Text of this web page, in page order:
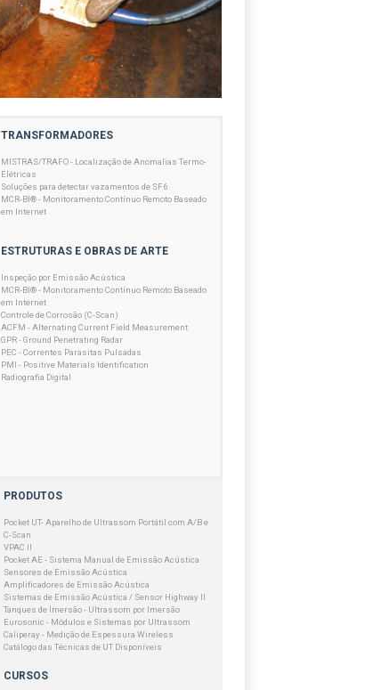
TRANSFORMADORES
MISTRAS/TRAFO - Localização de Anomalias Termo-
Elétricas
Soluções para detectar vazamentos de SF6
MCR-BI® - Monitoramento Contínuo Remoto Baseado
em Internet
ESTRUTURAS E OBRAS DE ARTE
Inspeção por Emissão Acústica
MCR-BI® - Monitoramento Contínuo Remoto Baseado
em Internet
Controle de Corrosão (C-Scan)
ACFM - Alternating Current Field Measurement
GPR - Ground Penetrating Radar
PEC - Correntes Parasitas Pulsadas
PMI - Positive Materials Identification
Radiografia Digital
PRODUTOS
Pocket UT- Aparelho de Ultrassom Portátil com A/B e
C-Scan
VPAC II
Pocket AE - Sistema Manual de Emissão Acústica
Sensores de Emissão Acústica
Amplificadores de Emissão Acústica
Sistemas de Emissão Acústica / Sensor Highway II
Tanques de Imersão - Ultrassom por Imersão
Eurosonic - Módulos e Sistemas por Ultrassom
Caliperay - Medição de Espessura Wireless
Catálogo das Técnicas de UT Disponíveis
CURSOS